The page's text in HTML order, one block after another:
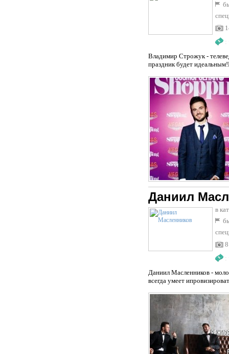
:
Владимир Строжук -
праздник будет
Даниил
в
8
:
Даниил Масленников -
всегда умеет